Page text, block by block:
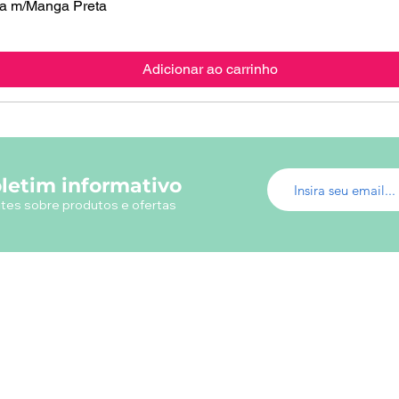
m/Manga Preta
Adicionar ao carrinho
informativo
sobre produtos e ofertas